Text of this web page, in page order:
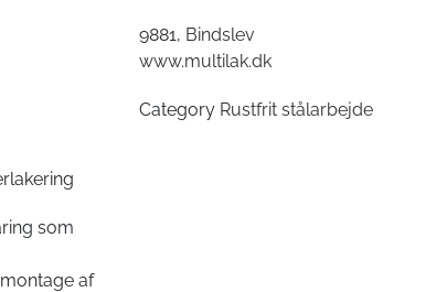
som
af
9881, Bindslev
www.multilak.dk
Category Rustfrit stålarbejde